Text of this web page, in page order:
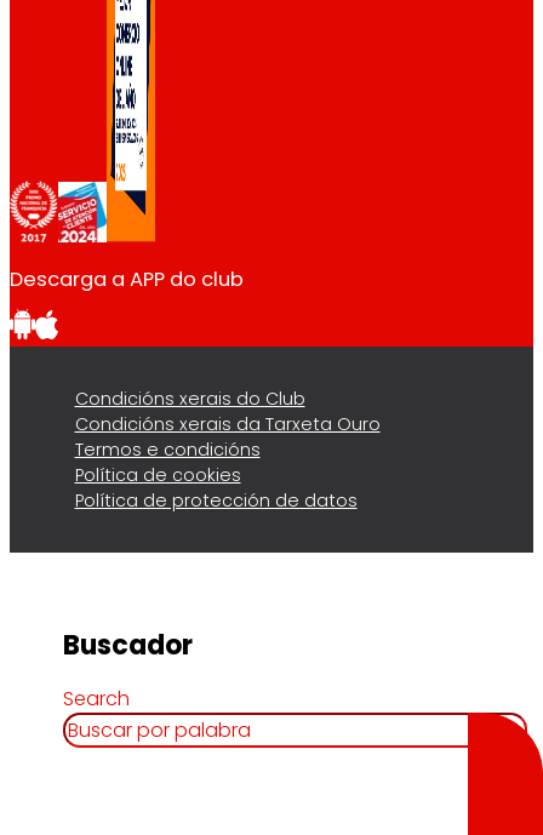
Descarga a APP do club
Condicións xerais do Club
Condicións xerais da Tarxeta Ouro
Termos e condicións
Política de cookies
Política de protección de datos
Buscador
Search